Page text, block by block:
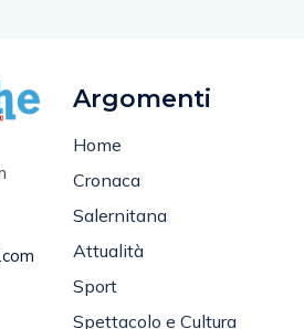
Argomenti
Home
Cronaca
Salernitana
Attualità
Sport
Spettacolo e Cultura